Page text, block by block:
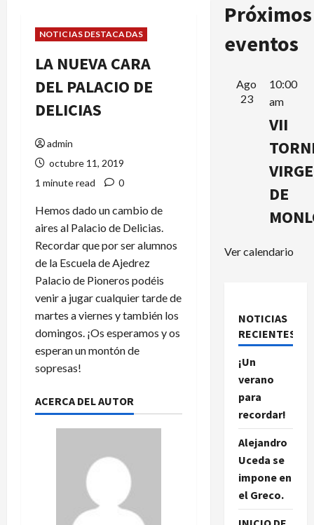
NOTICIAS DESTACADAS
LA NUEVA CARA
DEL PALACIO DE
DELICIAS
admin
octubre 11, 2019
1 minute read
0
Hemos dado un cambio de
aires al Palacio de Delicias.
Recordar que por ser alumnos
de la Escuela de Ajedrez
Palacio de Pioneros podéis
venir a jugar cualquier tarde de
martes a viernes y también los
domingos. ¡Os esperamos y os
esperan un montón de
sopresas!
ACERCA DEL AUTOR
Próximos
eventos
Ago
23
10:00
am
VII
DE
Ver calendario
NOTICIAS
RECIENTES.
¡Un
verano
para
recordar!
Alejandro
Uceda se
impone en
el Greco.